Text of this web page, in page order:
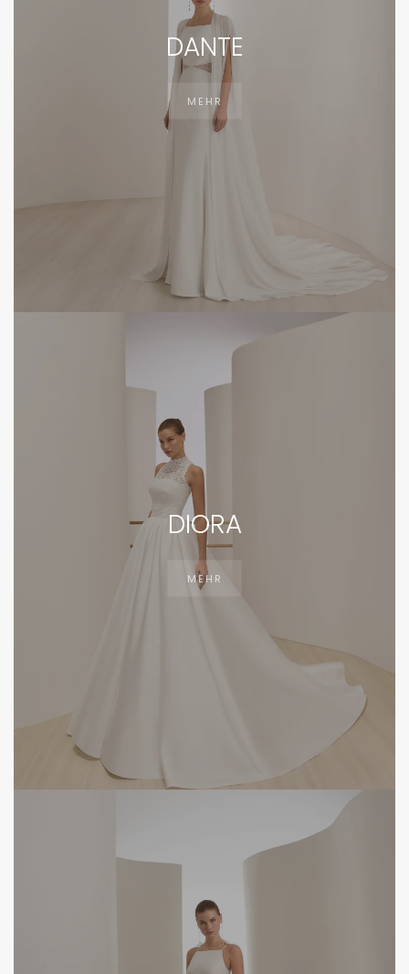
DANTE
MEHR
DIORA
MEHR